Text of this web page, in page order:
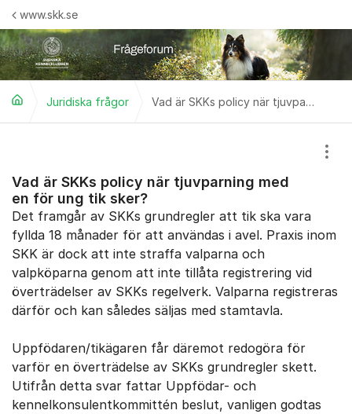
Hoppa till innehåll
www.skk.se
Juridiska frågor Vad är SKKs policy när tjuvparning med en för ung tik sker?
Vad är SKKs policy när tjuvparning med
en för ung tik sker?
Det framgår av SKKs grundregler att tik ska vara
fyllda 18 månader för att användas i avel. Praxis inom
SKK är dock att inte straffa valparna och
valpköparna genom att inte tillåta registrering vid
överträdelser av SKKs regelverk. Valparna registreras
därför och kan således säljas med stamtavla.
Uppfödaren/tikägaren får däremot redogöra för
varför en överträdelse av SKKs grundregler skett.
Utifrån detta svar fattar Uppfödar- och
kennelkonsulentkommittén beslut, vanligen godtas